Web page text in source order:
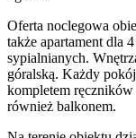
Oferta noclegowa
także apartament dla
sypialnianych.
góralską. Każdy
kompletem
również balkonem.